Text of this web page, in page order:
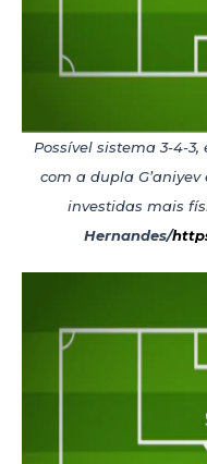
Possível sistema 3-4-
com a dupla G’aniyev
investidas mais
Hernandes/